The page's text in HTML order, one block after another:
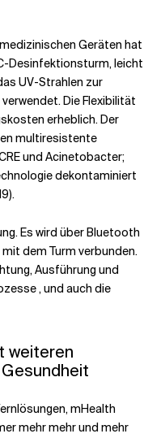
Geräten hat
Desinfektionsturm,leicht
UV-Strahlen zur
. Die Flexibilität
erheblich.Der
multiresistente
und Acinetobacter;
dekontaminiert
Es wird über Bluetooth
dem Turm verbunden.
Ausführung und
,und auch die
weiteren
mHealth
mehrmehr und mehr